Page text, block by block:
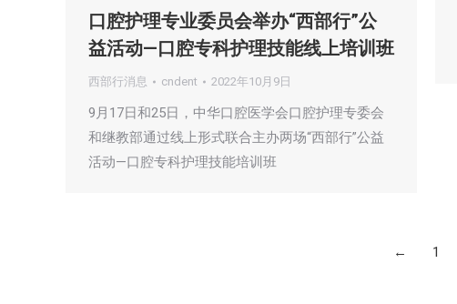
口腔护理专业委员会举办“西部行”公
益活动—口腔专科护理技能线上培训班
西部行消息 cndent 2022年10月9日
9月17日和25日，中华口腔医学会口腔护理专委会
和继教部通过线上形式联合主办两场“西部行”公益
活动—口腔专科护理技能培训班
← 1